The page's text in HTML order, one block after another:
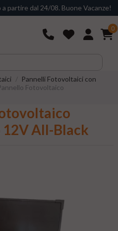
partire dal 24/08. Buone Vacanze!
0
Pannelli Fotovoltaici con
Fotovoltaico
All-Black